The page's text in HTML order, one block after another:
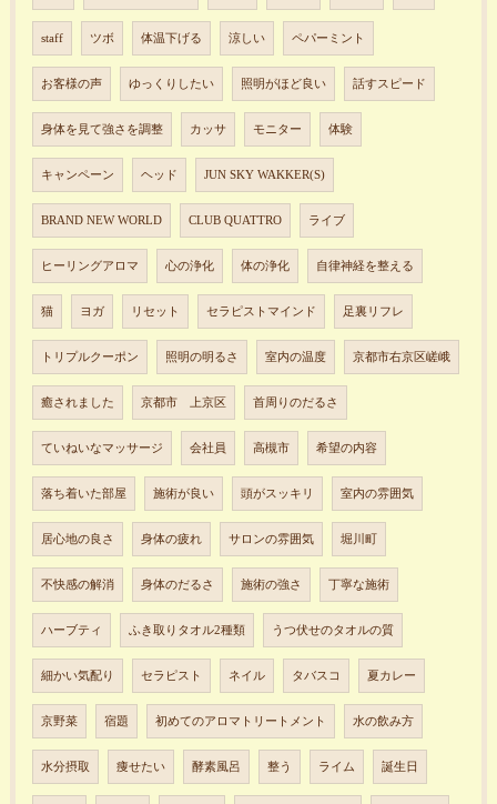
staff ツボ 体温下げる 涼しい ペパーミント
お客様の声 ゆっくりしたい 照明がほど良い 話すスピード
身体を見て強さを調整 カッサ モニター 体験
キャンペーン ヘッド JUN SKY WAKKER(S)
BRAND NEW WORLD CLUB QUATTRO ライブ
ヒーリングアロマ 心の浄化 体の浄化 自律神経を整える
猫 ヨガ リセット セラピストマインド 足裏リフレ
トリプルクーポン 照明の明るさ 室内の温度 京都市右京区嵯峨
癒されました 京都市 上京区 首周りのだるさ
ていねいなマッサージ 会社員 高槻市 希望の内容
落ち着いた部屋 施術が良い 頭がスッキリ 室内の雰囲気
居心地の良さ 身体の疲れ サロンの雰囲気 堀川町
不快感の解消 身体のだるさ 施術の強さ 丁寧な施術
ハーブティ ふき取りタオル2種類 うつ伏せのタオルの質
細かい気配り セラピスト ネイル タバスコ 夏カレー
京野菜 宿題 初めてのアロマトリートメント 水の飲み方
水分摂取 痩せたい 酵素風呂 整う ライム 誕生日